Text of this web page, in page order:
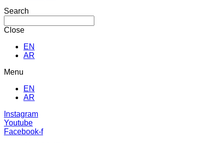
Search
Close
EN
AR
Menu
EN
AR
Instagram
Youtube
Facebook-f